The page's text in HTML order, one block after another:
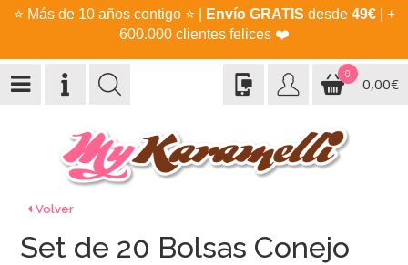
⭐ Más de 10 años contigo ⭐ Envío GRATIS desde 49€| +
600.000 clientes felices ❤️
0
0,00€
Volver
Set de 20 Bolsas Conejo